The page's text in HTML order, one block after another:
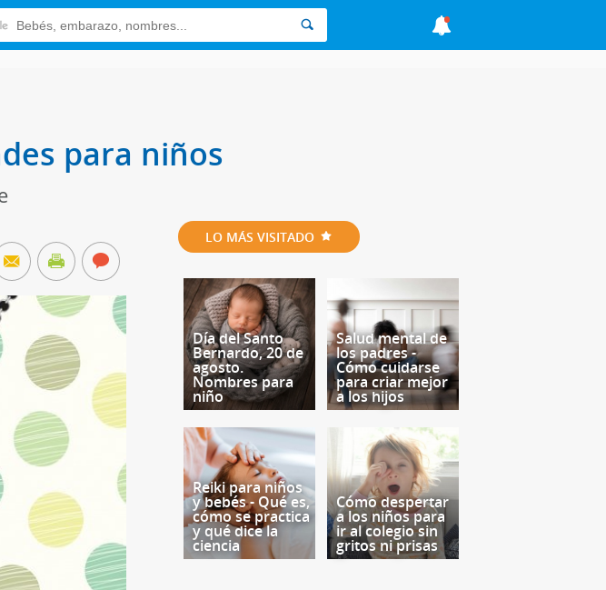
para niños
LO MÁS VISITADO
Día del Santo
Bernardo, 20 de
agosto.
Nombres para
niño
Salud mental de
los padres -
Cómo cuidarse
para criar mejor
a los hijos
Reiki para niños
y bebés - Qué es,
cómo se practica
y qué dice la
ciencia
Cómo despertar
a los niños para
ir al colegio sin
gritos ni prisas